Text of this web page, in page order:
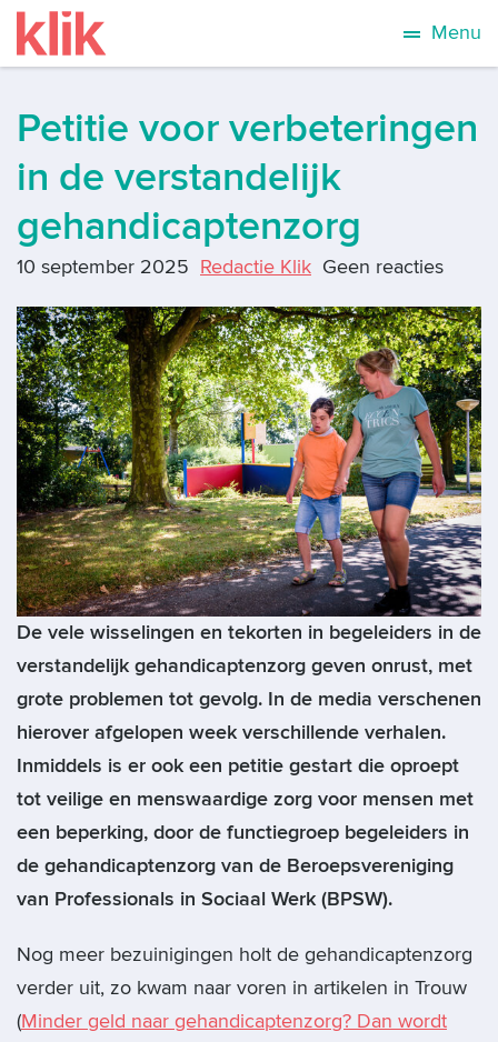
Menu
Petitie voor verbeteringen
in de verstandelijk
gehandicaptenzorg
10 september 2025 Redactie Klik Geen reacties
De vele wisselingen en tekorten in begeleiders in de
verstandelijk gehandicaptenzorg geven onrust, met
grote problemen tot gevolg. In de media verschenen
hierover afgelopen week verschillende verhalen.
Inmiddels is er ook een petitie gestart die oproept
tot veilige en menswaardige zorg voor mensen met
een beperking, door de functiegroep begeleiders in
de gehandicaptenzorg van de Beroepsvereniging
van Professionals in Sociaal Werk (BPSW).
Nog meer bezuinigingen holt de gehandicaptenzorg
verder uit, zo kwam naar voren in artikelen in Trouw
(Minder geld naar gehandicaptenzorg? Dan wordt